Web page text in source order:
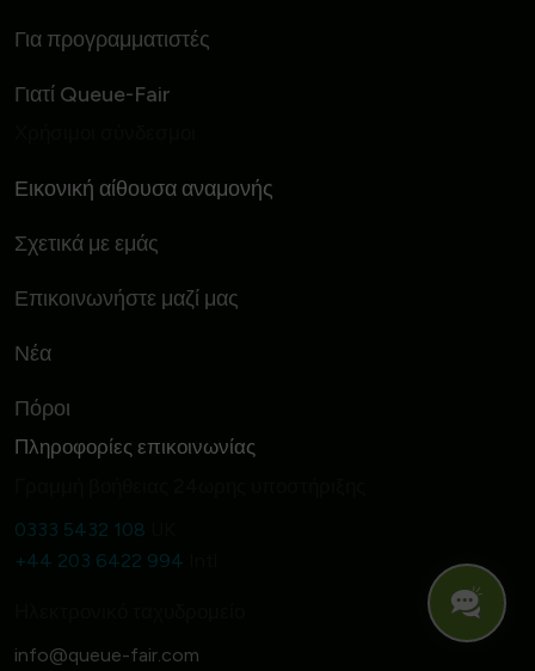
Για προγραμματιστές
Γιατί Queue-Fair
Εικονική αίθουσα αναμονής
Σχετικά με εμάς
Επικοινωνήστε μαζί μας
Νέα
Πόροι
Πληροφορίες επικοινωνίας
0333 5432 108
+44 203 6422 994